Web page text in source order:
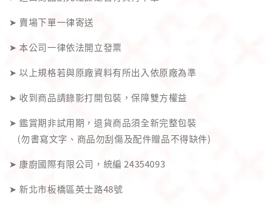
➤ 賣場下單一律寄送
➤ 本公司一律依法開立發票
➤ 以上規格若與原廠資料有所出入依原廠為準
➤ 收到商品請錄影打開包裝，保障雙方權益
➤ 鑑賞期非試用期，退貨商品須全新完整包裝
(勿書寫文字、商品勿刮傷及配件贈品不得缺件)
➤ 康廚國際有限公司，統編 24354093
➤ 新北市板橋區英士路48號